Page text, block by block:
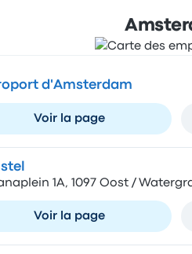
d'Amsterdam
Voir la page
1A, 1097 Oost /
Voir la page